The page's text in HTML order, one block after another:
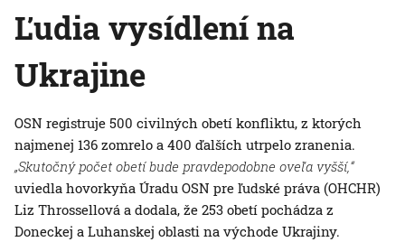
Ľudia vysídlení na
Ukrajine
OSN registruje 500 civilných obetí konfliktu, z ktorých
najmenej 136 zomrelo a 400 ďalších utrpelo zranenia.
„Skutočný počet obetí bude pravdepodobne oveľa vyšší,“
uviedla hovorkyňa Úradu OSN pre ľudské práva (OHCHR)
Liz Throssellová a dodala, že 253 obetí pochádza z
Doneckej a Luhanskej oblasti na východe Ukrajiny.